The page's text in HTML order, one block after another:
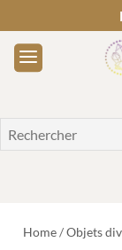
Home/Objets